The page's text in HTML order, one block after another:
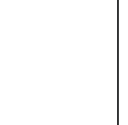
ださい。